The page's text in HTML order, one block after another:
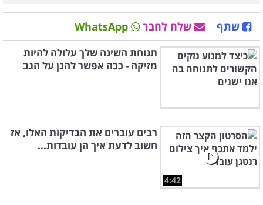
שתף שלח לחבר WhatsApp
תנוחת השינה שלך עלולה להיות
מזיקה - ככה אפשר להגן על הגב
4:42
רבים עוברים את הבדיקות האלו, אז
חשוב לדעת איך הן עובדות...